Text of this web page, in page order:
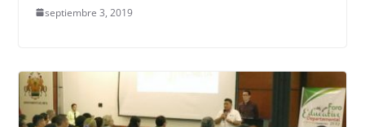
septiembre 3, 2019